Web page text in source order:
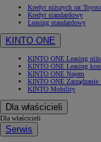
Kredyt niższych rat
Kredyt standardowy
Leasing standardowy
KINTO ONE
KINTO ONE Leasing
KINTO ONE Leasing
KINTO ONE Najem
KINTO ONE Zarządzanie
KINTO Mobility
Dla właścicieli
Dla właścicieli
Serwis